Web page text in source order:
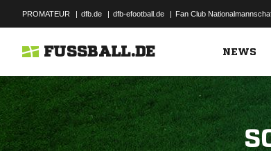
PROMATEUR | dfb.de | dfb-efootball.de | Fan Club
FUSSBALL.DE NEWS